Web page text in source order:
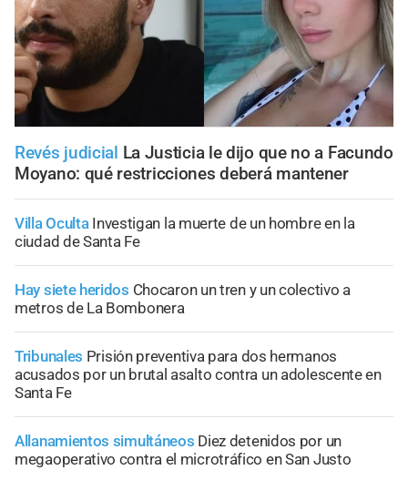
Revés judicial La Justicia le dijo que no a Facundo
Moyano: qué restricciones deberá mantener
Villa Oculta Investigan la muerte de un hombre en la
ciudad de Santa Fe
Hay siete heridos Chocaron un tren y un colectivo a
metros de La Bombonera
Tribunales Prisión preventiva para dos hermanos
acusados por un brutal asalto contra un adolescente en
Santa Fe
Allanamientos simultáneos Diez detenidos por un
megaoperativo contra el microtráfico en San Justo